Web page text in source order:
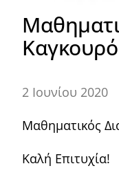
Καγκουρό
2 Ιουνίου 2020
Μαθηματικός
Καλή Επιτυχία!